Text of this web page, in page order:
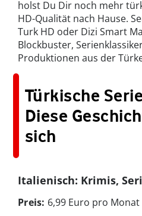
holst Du Dir noch mehr
HD-Qualität nach Hause.
Turk HD oder Dizi Smart
Blockbuster,
Produktionen aus der
Türkische
Diese
sich
Italienisch: Krimis,
Preis: 6,99 Euro pro Monat